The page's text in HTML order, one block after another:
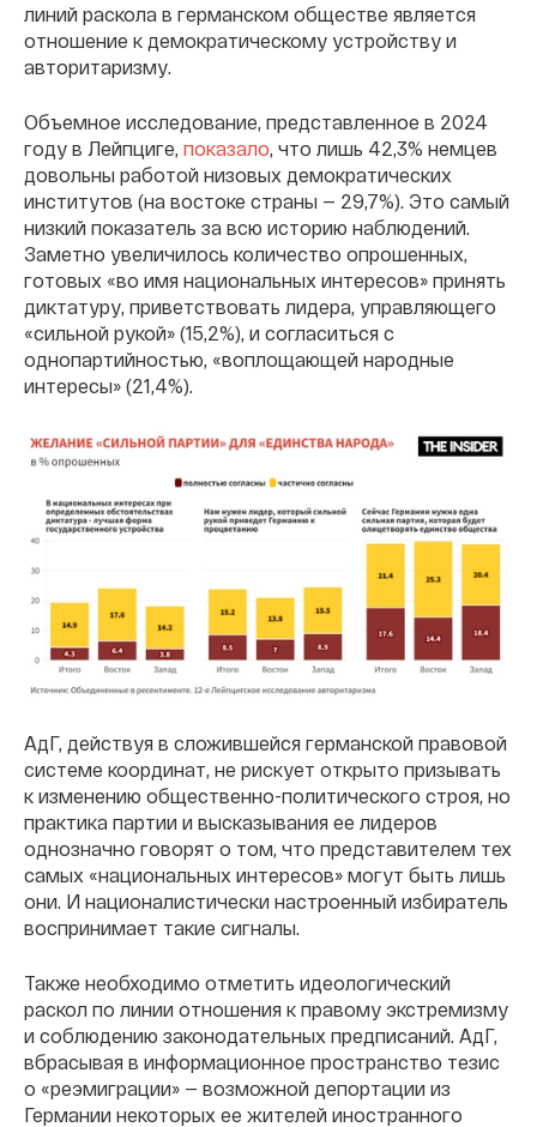
линий раскола в германском обществе является
отношение к демократическому устройству и
авторитаризму.
Объемное исследование, представленное в 2024
году в Лейпциге, показало, что лишь 42,3% немцев
довольны работой низовых демократических
институтов (на востоке страны — 29,7%). Это самый
низкий показатель за всю историю наблюдений.
Заметно увеличилось количество опрошенных,
готовых «во имя национальных интересов» принять
диктатуру, приветствовать лидера, управляющего
«сильной рукой» (15,2%), и согласиться с
однопартийностью, «воплощающей народные
интересы» (21,4%).
АдГ, действуя в сложившейся германской правовой
системе координат, не рискует открыто призывать
к изменению общественно-политического строя, но
практика партии и высказывания ее лидеров
однозначно говорят о том, что представителем тех
самых «национальных интересов» могут быть лишь
они. И националистически настроенный избиратель
воспринимает такие сигналы.
Также необходимо отметить идеологический
раскол по линии отношения к правому экстремизму
и соблюдению законодательных предписаний. АдГ,
вбрасывая в информационное пространство тезис
о «реэмиграции» — возможной депортации из
Германии некоторых ее жителей иностранного